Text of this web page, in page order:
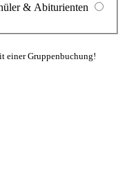
& Abiturienten
einer Gruppenbuchung!